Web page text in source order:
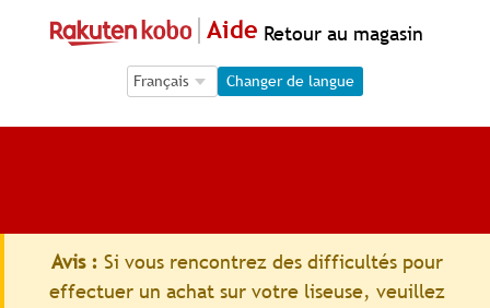
Aide Retour au magasin
Language Selection
Language Selection
Changer de langue
Avis : Si vous rencontrez des difficultés pour
effectuer un achat sur votre liseuse, veuillez